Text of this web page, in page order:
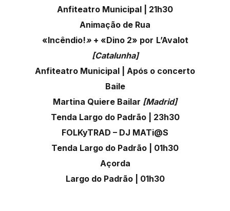
Anfiteatro Municipal | 21h30
Animação de Rua
«Incêndio!»+ «Dino 2» por L’Avalot
[Catalunha]
Anfiteatro Municipal | Após o concerto
Baile
Martina Quiere Bailar [Madrid]
Tenda Largo do Padrão | 23h30
FOLKyTRAD – DJ MATi@S
Tenda Largo do Padrão | 01h30
Açorda
Largo do Padrão | 01h30